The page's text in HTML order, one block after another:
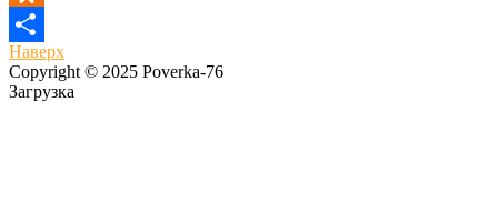
Odnoklassniki
Отправить
Наверх
Copyright © 2025 Poverka-76
Загрузка